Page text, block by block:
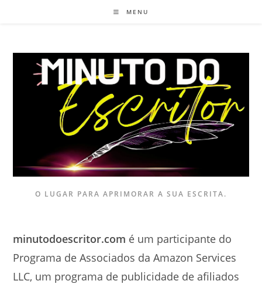
conteúdo
MENU
O LUGAR PARA APRIMORAR A SUA ESCRITA.
minutodoescritor.com é um participante do
Programa de Associados da Amazon Services
LLC, um programa de publicidade de afiliados